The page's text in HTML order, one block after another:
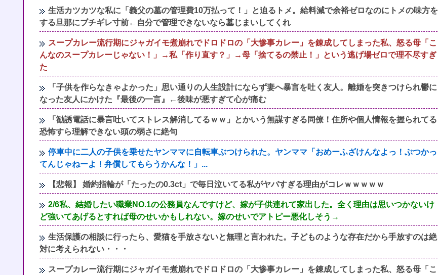
生活カツカツな私に「義父の墓の管理費10万払って！」と迫るトメ。給料減で余裕ゼロなのにトメの味方を
する旦那にブチギレ寸前←自分で管理できないなら墓じまいしてくれ
スープカレー流行期にジャガイモ煮崩れでドロドロの「大惨事カレー」を錬成してしまった私、怒る母「こ
んなのスープカレーじゃない！」→私「作り直す？」→母「捨てるの禁止！」という逃げ場ゼロで理不尽すぎ
た
「子供を作らなきゃよかった」思い通りの人生設計にならず妻へ暴言を吐く友人。離婚を突きつけられ鬱に
なった友人にかけた『最後の一言』←後味が悪すぎて心が痛む
「勧誘電話に暴言吐いてストレス解消してるｗｗ」とかいう無謀すぎる同僚！住所や個人情報を握られてる
恐怖すら理解できない頭の弱さに絶句
停車中に二人の子供を乗せたヤンママに自転車ぶつけられた。ヤンママ「おめーふざけんなよっ！ぶつかっ
てんじゃねーよ！弁償してもらうかんな！」...
【悲報】 婚約指輪が「たったの0.3ct」で毎日泣いてる私がヤバすぎる理由がコレｗｗｗｗｗ
2/6私、結婚したい職業NO.1の公務員なんですけど、嫁が子供連れて家出した。全く理由は思いつかないけ
ど強いてあげるとすれば母のせいかもしれない。嫁のせいでアトピー悪化しそう→
生活保護の相談に行ったら、愛猫を手放さないと無理と言われた。子どものような存在だから手放すのは絶
対に考えられない・・・
スープカレー流行期にジャガイモ煮崩れでドロドロの「大惨事カレー」を錬成してしまった私、怒る母「こ